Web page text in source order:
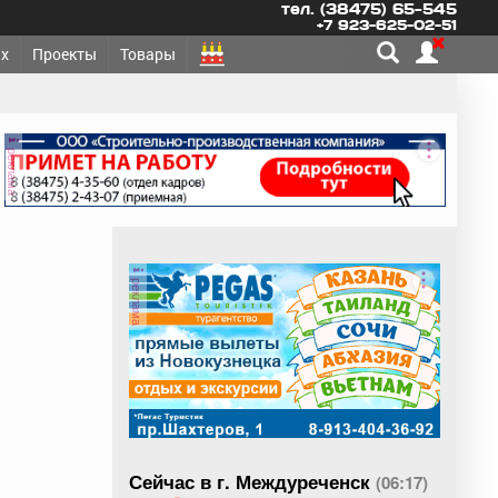
тел. (38475) 65-545
+7 923-625-02-51
Проекты Товары
реклама
реклама
Сейчас в г. Междуреченск (06:17)